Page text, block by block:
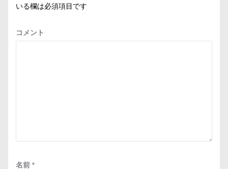
いる欄は必須項目です
コメント
名前 *